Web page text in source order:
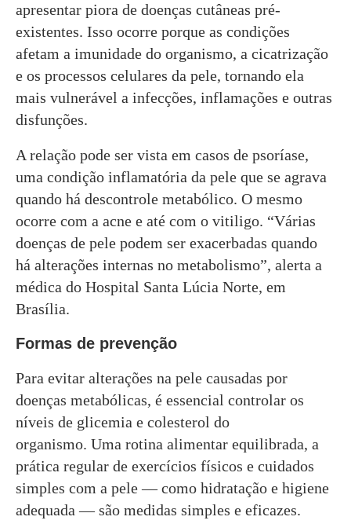
apresentar piora de doenças cutâneas pré-
existentes. Isso ocorre porque as condições
afetam a imunidade do organismo, a cicatrização
e os processos celulares da pele, tornando ela
mais vulnerável a infecções, inflamações e outras
disfunções.
A relação pode ser vista em casos de psoríase,
uma condição inflamatória da pele que se agrava
quando há descontrole metabólico. O mesmo
ocorre com a acne e até com o vitiligo. “Várias
doenças de pele podem ser exacerbadas quando
há alterações internas no metabolismo”, alerta a
médica do Hospital Santa Lúcia Norte, em
Brasília.
Formas de prevenção
Para evitar alterações na pele causadas por
doenças metabólicas, é essencial controlar os
níveis de glicemia e colesterol do
organismo. Uma rotina alimentar equilibrada, a
prática regular de exercícios físicos e cuidados
simples com a pele — como hidratação e higiene
adequada — são medidas simples e eficazes.